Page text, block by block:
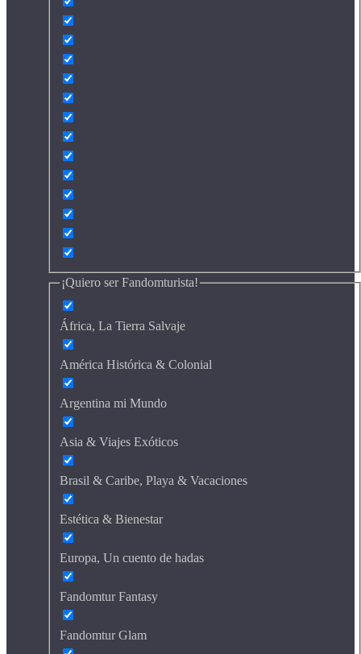
¡Quiero ser Fandomturista!
África, La Tierra Salvaje
América Histórica & Colonial
Argentina mi Mundo
Asia & Viajes Exóticos
Brasil & Caribe, Playa & Vacaciones
Estética & Bienestar
Europa, Un cuento de hadas
Fandomtur Fantasy
Fandomtur Glam